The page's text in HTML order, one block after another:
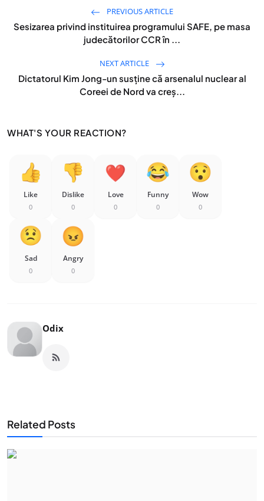
PREVIOUS ARTICLE
Sesizarea privind instituirea programului SAFE, pe masa
judecătorilor CCR în ...
NEXT ARTICLE
Dictatorul Kim Jong-un susține că arsenalul nuclear al
Coreei de Nord va creș...
WHAT'S YOUR REACTION?
Like
0
Dislike
0
Love
0
Funny
0
Wow
0
Sad
0
Angry
0
Odix
Related Posts